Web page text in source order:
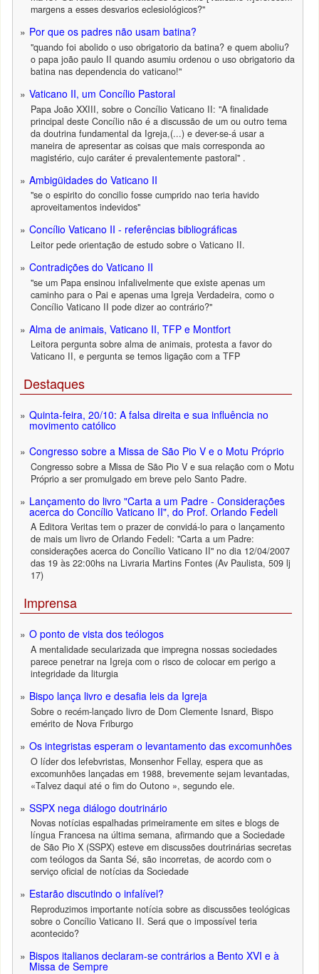
margens a esses desvarios eclesiológicos?"
Por que os padres não usam batina?
"quando foi abolido o uso obrigatorio da batina? e quem aboliu?
o papa joão paulo II quando asumiu ordenou o uso obrigatorio da
batina nas dependencia do vaticano!"
Vaticano II, um Concílio Pastoral
Papa João XXIII, sobre o Concílio Vaticano II: "A finalidade
principal deste Concílio não é a discussão de um ou outro tema
da doutrina fundamental da Igreja,(...) e dever-se-á usar a
maneira de apresentar as coisas que mais corresponda ao
magistério, cujo caráter é prevalentemente pastoral" .
Ambigüidades do Vaticano II
"se o espirito do concilio fosse cumprido nao teria havido
aproveitamentos indevidos"
Concílio Vaticano II - referências bibliográficas
Leitor pede orientação de estudo sobre o Vaticano II.
Contradições do Vaticano II
"se um Papa ensinou infalivelmente que existe apenas um
caminho para o Pai e apenas uma Igreja Verdadeira, como o
Concílio Vaticano II pode dizer ao contrário?"
Alma de animais, Vaticano II, TFP e Montfort
Leitora pergunta sobre alma de animais, protesta a favor do
Vaticano II, e pergunta se temos ligação com a TFP
Destaques
Quinta-feira, 20/10: A falsa direita e sua influência no
movimento católico
Congresso sobre a Missa de São Pio V e o Motu Próprio
Congresso sobre a Missa de São Pio V e sua relação com o Motu
Próprio a ser promulgado em breve pelo Santo Padre.
Lançamento do livro "Carta a um Padre - Considerações
acerca do Concílio Vaticano II", do Prof. Orlando Fedeli
A Editora Veritas tem o prazer de convidá-lo para o lançamento
de mais um livro de Orlando Fedeli: "Carta a um Padre:
considerações acerca do Concílio Vaticano II" no dia 12/04/2007
das 19 às 22:00hs na Livraria Martins Fontes (Av Paulista, 509 lj
17)
Imprensa
O ponto de vista dos teólogos
A mentalidade secularizada que impregna nossas sociedades
parece penetrar na Igreja com o risco de colocar em perigo a
integridade da liturgia
Bispo lança livro e desafia leis da Igreja
Sobre o recém-lançado livro de Dom Clemente Isnard, Bispo
emérito de Nova Friburgo
Os integristas esperam o levantamento das excomunhões
O líder dos lefebvristas, Monsenhor Fellay, espera que as
excomunhões lançadas em 1988, brevemente sejam levantadas,
«Talvez daqui até o fim do Outono », segundo ele.
SSPX nega diálogo doutrinário
Novas notícias espalhadas primeiramente em sites e blogs de
língua Francesa na última semana, afirmando que a Sociedade
de São Pio X (SSPX) esteve em discussões doutrinárias secretas
com teólogos da Santa Sé, são incorretas, de acordo com o
serviço oficial de notícias da Sociedade
Estarão discutindo o infalível?
Reproduzimos importante notícia sobre as discussões teológicas
sobre o Concílio Vaticano II. Será que o impossível teria
acontecido?
Bispos italianos declaram-se contrários a Bento XVI e à
Missa de Sempre